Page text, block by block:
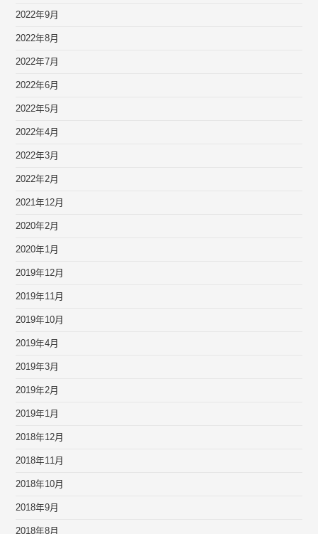
2022年9月
2022年8月
2022年7月
2022年6月
2022年5月
2022年4月
2022年3月
2022年2月
2021年12月
2020年2月
2020年1月
2019年12月
2019年11月
2019年10月
2019年4月
2019年3月
2019年2月
2019年1月
2018年12月
2018年11月
2018年10月
2018年9月
2018年8月